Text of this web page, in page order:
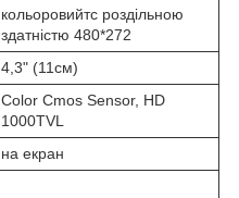
кольоровийтс роздільною
здатністю 480*272
4,3" (11см)
Color Cmos Sensor, HD
1000TVL
на екран